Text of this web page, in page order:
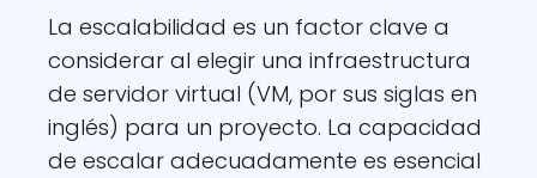
La escalabilidad es un factor clave a
considerar al elegir una infraestructura
de servidor virtual (VM, por sus siglas en
inglés) para un proyecto. La capacidad
de escalar adecuadamente es esencial